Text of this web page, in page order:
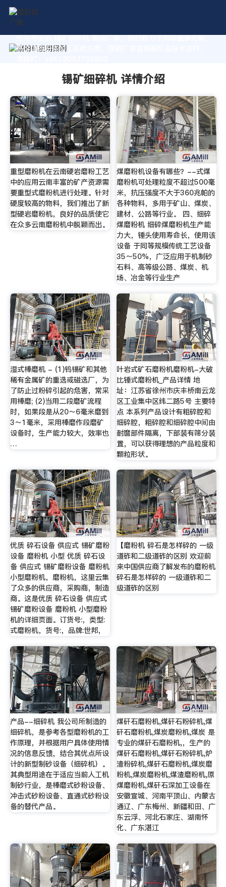
作为专业的 锡矿细碎机 制造厂家，我们致力于为您量身定制
高价值的粉体加工系统方案。获取厂家直销报价及技术支持，
锡矿细碎机 详情介绍
重型磨粉机在云南硬岩磨粉工艺
中的应用云南丰富的矿产资源需
要重型式磨粉机进行处理。针对
硬度较高的物料，我们推出了新
型硬岩磨粉机，良好的品质使它
在众多云南磨粉机中脱颖而出。
煤磨粉机设备有哪些？--式煤
磨粉机可处理粒度不超过500毫
米，抗压强度不大于360兆帕的
各种物料，多用于矿山、煤炭、
建材、公路等行业。 四、细碎
煤磨粉机 细碎煤磨粉机生产能
力大，锤头使用寿命长，使用该
设备 于同等规模传统工艺设备
35～50%，广泛应用于机制砂
石料、高等级公路、煤炭、机
场、冶金等行业生产
湿式棒磨机 - (1)钨锡矿和其他
稀有金属矿的重选或磁选厂，为
了防止过粉碎引起的危害，常采
用棒磨; (2)当用二段磨矿流程
时，如果段是从20～6毫米磨到
3～1毫米，采用棒磨作段磨矿
设备时，生产能力较大，效率也
…
叶岩式矿石磨粉机磨粉机-大破
比锤式磨粉机_产品详情 地
址：江苏省徐州市庆丰桥南云龙
区工业集中区纬二路5号 主要特
点 本系列产品设计有粗碎腔和
细碎腔，粗碎腔和细碎腔中间由
耐麿部件隔离，下部装有筛分装
置，可以获得理想的产品粒度和
颗粒形状。
优质 碎石设备 供应式 锡矿磨粉
设备 磨粉机 小型 优质 碎石设
备 供应式 锡矿磨粉设备 磨粉机
小型磨粉机，磨粉机，这里云集
了众多的供应商，采购商，制造
商。这是优质 碎石设备 供应式
锡矿磨粉设备 磨粉机 小型磨粉
机的详细页面。订货号:，类型:
式磨粉机，货号:，品牌:世邦，
【磨粉机 碎石是怎样碎的 一级
道砟和二级道砟的区别 欢迎前
来中国供应商了解发布的磨粉机
碎石是怎样碎的 一级道砟和二
级道砟的区别
产品--细碎机 我公司所制造的
细碎机，是参考各型磨粉机的工
作原理，并根据用户具体使用情
况的信息反馈，结合其优点所设
计的新型制砂设备（细碎机）。
其典型用途在于适应当前人工机
制砂行业，是棒磨式砂粉设备、
冲击式砂粉设备、直通式砂粉设
备的替代产品。
煤矸石磨粉机,煤矸石粉碎机,煤
矸石磨粉机,煤炭磨粉机,煤炭 是
专业的煤矸石磨粉机,，生产的
煤矸石磨粉机,煤矸石粉碎机,炉
渣粉碎机,煤矸石磨粉机,煤炭磨
粉机,煤炭磨粉机,煤渣磨粉机,原
煤磨粉机,煤矸石深加工设备在
安徽宣城、河南平顶山、内蒙古
通辽、广东梅州、新疆和田、广
东云浮、河北石家庄、湖南怀
化、广东湛江